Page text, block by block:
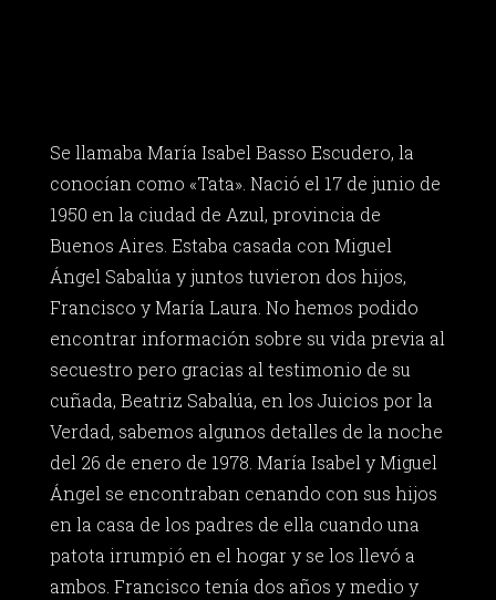
Se llamaba María Isabel Basso Escudero, la
conocían como «Tata». Nació el 17 de junio de
1950 en la ciudad de Azul, provincia de
Buenos Aires. Estaba casada con Miguel
Ángel Sabalúa y juntos tuvieron dos hijos,
Francisco y María Laura. No hemos podido
encontrar información sobre su vida previa al
secuestro pero gracias al testimonio de su
cuñada, Beatriz Sabalúa, en los Juicios por la
Verdad, sabemos algunos detalles de la noche
del 26 de enero de 1978. María Isabel y Miguel
Ángel se encontraban cenando con sus hijos
en la casa de los padres de ella cuando una
patota irrumpió en el hogar y se los llevó a
ambos. Francisco tenía dos años y medio y